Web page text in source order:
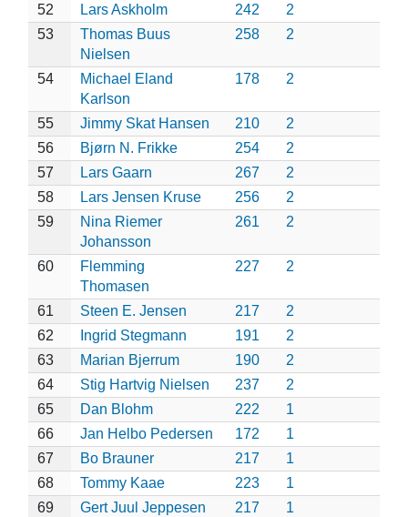
52 Lars Askholm 242
2
53
Thomas Buus
Nielsen
258 2
54
Michael Eland
Karlson
178 2
55 Jimmy Skat Hansen 210
2
56
Bjørn N. Frikke 254
2
57
Lars Gaarn 267
2
58
Lars Jensen Kruse 256
2
59
Nina Riemer
Johansson
261 2
60
Flemming
Thomasen
227 2
61 Steen E. Jensen 217
2
62
Ingrid Stegmann 191
2
63
Marian Bjerrum 190
2
64
Stig Hartvig Nielsen 237
2
65
Dan Blohm 222
1
66
Jan Helbo Pedersen 172
1
67
Bo Brauner 217
1
68
Tommy Kaae 223
1
69
Gert Juul Jeppesen 217 1